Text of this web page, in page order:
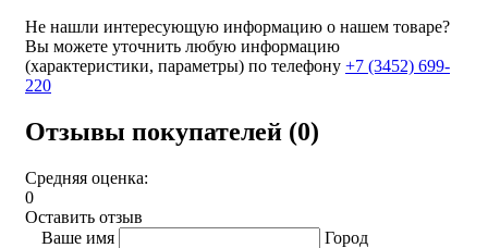
Не нашли интересующую информацию о нашем товаре?
Вы можете уточнить любую информацию
(характеристики, параметры) по телефону +7 (3452) 699-
220
Отзывы покупателей (0)
Средняя оценка:
0
Оставить отзыв
Ваше имя
Город